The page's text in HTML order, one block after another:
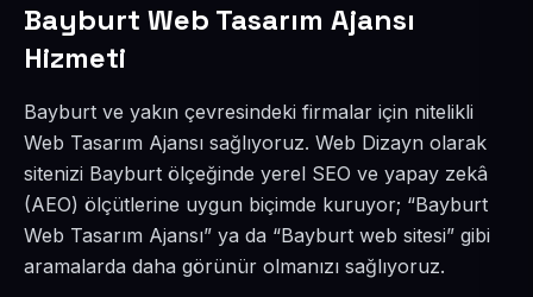
Bayburt Web Tasarım Ajansı
Hizmeti
Bayburt ve yakın çevresindeki firmalar için nitelikli
Web Tasarım Ajansı sağlıyoruz. Web Dizayn olarak
sitenizi Bayburt ölçeğinde yerel SEO ve yapay zekâ
(AEO) ölçütlerine uygun biçimde kuruyor; “Bayburt
Web Tasarım Ajansı” ya da “Bayburt web sitesi” gibi
aramalarda daha görünür olmanızı sağlıyoruz.